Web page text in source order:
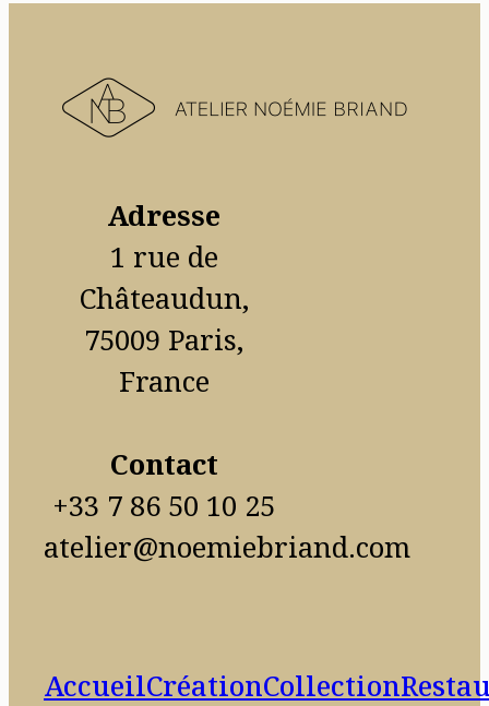
Adresse
1 rue de
Châteaudun,
75009 Paris,
France
Contact
+33 7 86 50 10 25
atelier@noemiebriand.com
AccueilCréationCollection